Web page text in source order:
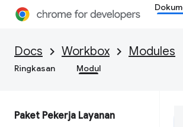
Docs Workbox Modules
Ringkasan Modul
Paket Pekerja Layanan